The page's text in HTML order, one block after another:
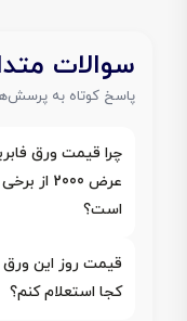
سوالات
پاسخ کوتاه به
عرض 2000
است؟
قیمت روز این
کجا استعلام کنم؟